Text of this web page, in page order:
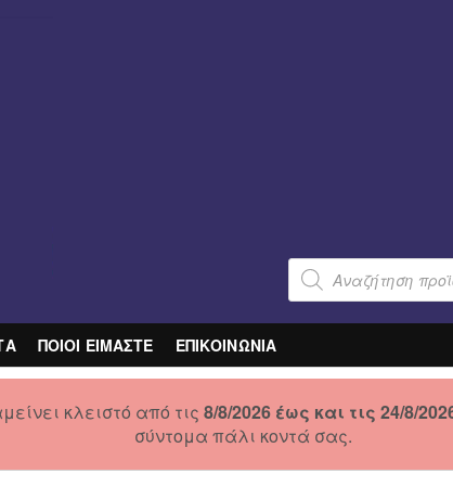
Products
search
ΠΟΙΟΙ ΕΙΜΑΣΤΕ ΕΠΙΚΟΙΝΩΝΙΑ
κλειστό από τις 8/8/2026 έως και τις 24/8/
σύντομα πάλι κοντά σας.